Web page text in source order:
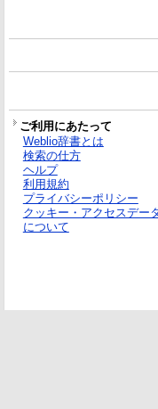
ご利用にあたって
Weblio辞書とは
検索の仕方
ヘルプ
利用規約
プライバシーポリシー
クッキー・アクセスデー
について